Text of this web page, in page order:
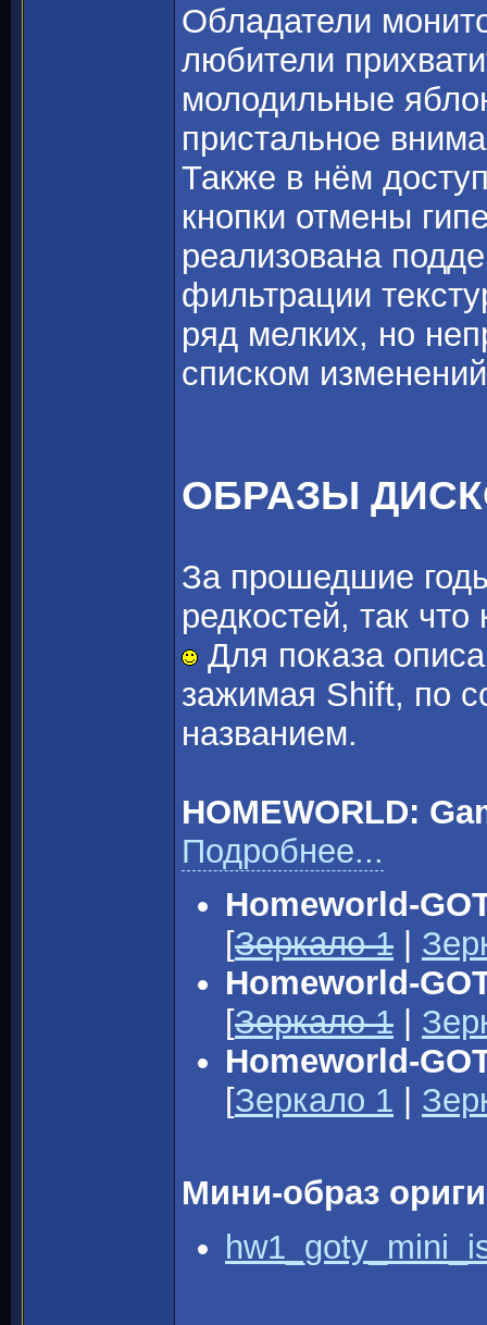
Обладатели
любители
молодильные
пристальное
Также в нём
кнопки отмены
реализована
фильтрации
ряд мелких, но
списком
ОБРАЗЫ
За прошедшие
редкостей, так
Для показа
зажимая Shift, по
названием.
HOMEWORLD:
Подробнее...
Homeworld-
[Зеркало 1
Homeworld-
[Зеркало 1
Homeworld-
[Зеркало 1
Мини-образ